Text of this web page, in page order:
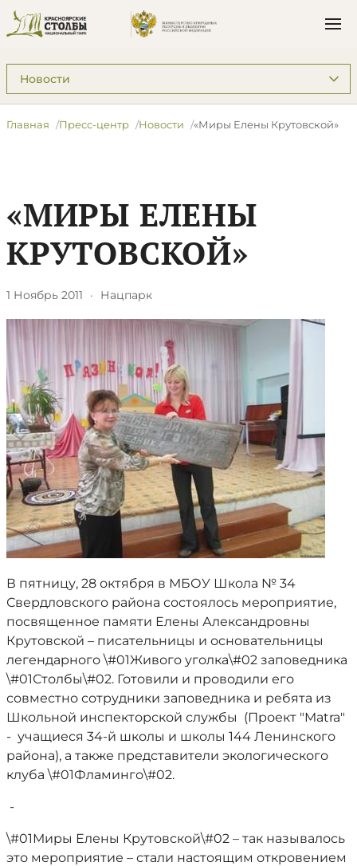
Подразделы: Пресс-центр
Главная Пресс-центр Новости «Миры Елены Крутовской»
«МИРЫ ЕЛЕНЫ
КРУТОВСКОЙ»
1 Ноябрь 2011 · Нацпарк
В пятницу, 28 октября в МБОУ Школа № 34
Свердловского района состоялось мероприятие,
посвященное памяти Елены Александровны
Крутовской – писательницы и основательницы
легендарного \#01Живого уголка\#02 заповедника
\#01Столбы\#02. Готовили и проводили его
совместно сотрудники заповедника и ребята из
Школьной инспекторской службы (Проект "Matra"
- учащиеся 34-й школы и школы 144 Ленинского
района), а также представители экологического
клуба \#01Фламинго\#02.
-
\#01Миры Елены Крутовской\#02 – так называлось
это мероприятие – стали настоящим откровением